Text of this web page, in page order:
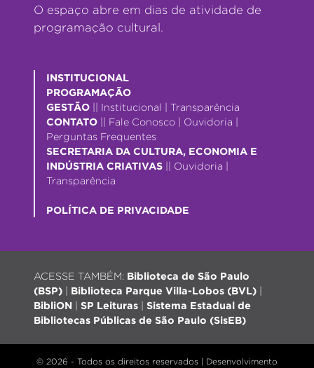
O espaço abre em dias de atividade de
programação cultural.
INSTITUCIONAL
PROGRAMAÇÃO
GESTÃO
Institucional
Transparência
CONTATO
Fale Conosco Ouvidoria
Perguntas Frequentes
SECRETARIA DA CULTURA, ECONOMIA E
INDÚSTRIA CRIATIVAS
Ouvidoria
Transparência
POLÍTICA DE PRIVACIDADE
ACESSE TAMBÉM: Biblioteca de São Paulo
(BSP)
Biblioteca Parque Villa-Lobos (BVL)
BibliON
SP Leituras
Sistema Estadual de
Bibliotecas Públicas de São Paulo (SisEB)
© 2026 - Todos os direitos reservados | Desenvolvimento